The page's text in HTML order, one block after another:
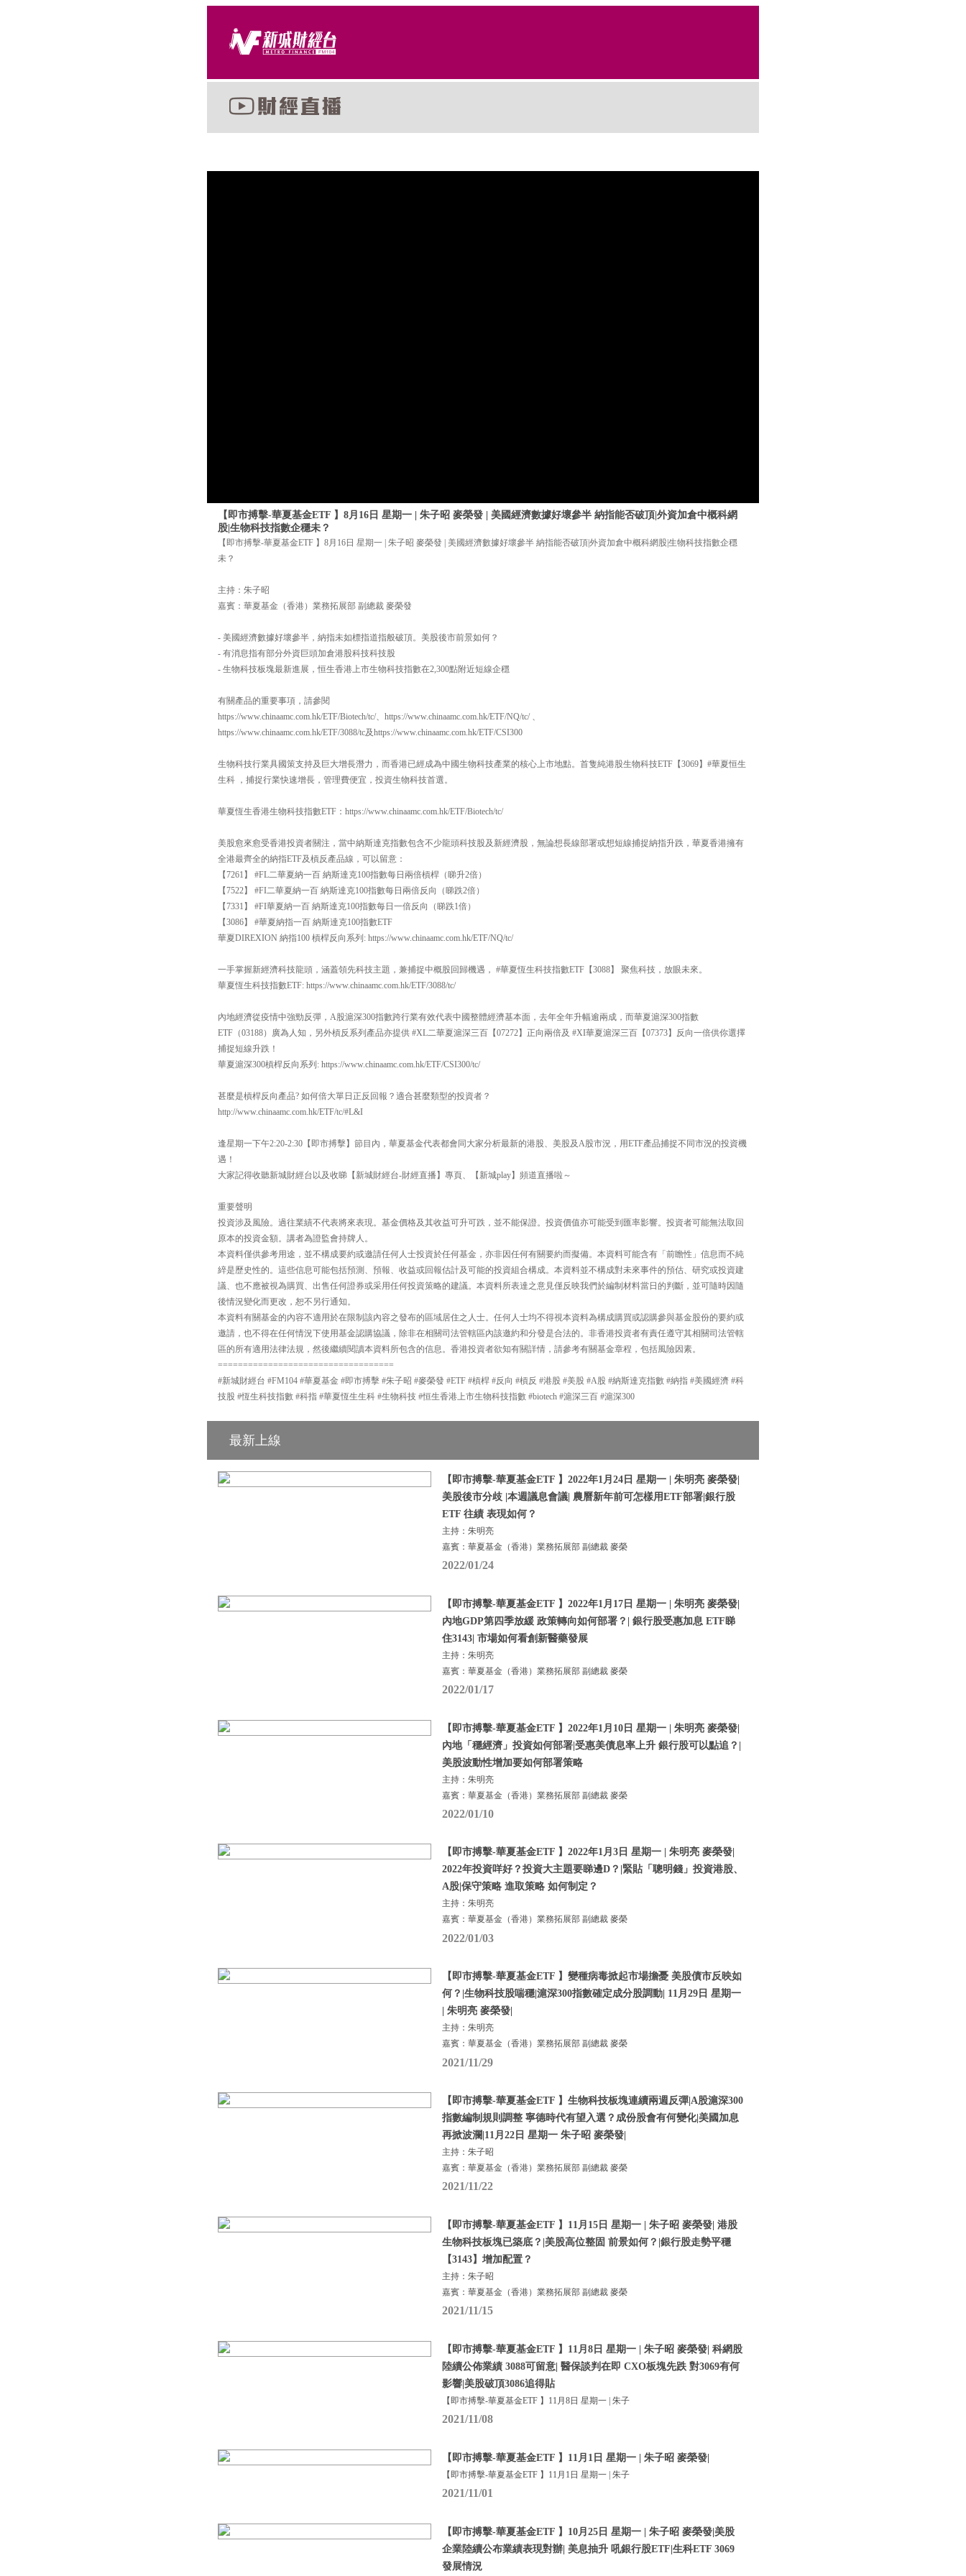
【即市搏擊-華夏基金ETF 】8月16日 星期一 | 朱子昭 麥榮發 | 美國經濟數據好壞參半 納指能否破頂|外資加倉中概科網
股|生物科技指數企穩未？
【即市搏擊-華夏基金ETF 】8月16日 星期一 | 朱子昭 麥榮發 | 美國經濟數據好壞參半 納指能否破頂|外資加倉中概科網股|生物科技指數企穩
未？
主持：朱子昭
嘉賓：華夏基金（香港）業務拓展部 副總裁 麥榮發
- 美國經濟數據好壞參半，納指未如標指道指般破頂。美股後市前景如何？
- 有消息指有部分外資巨頭加倉港股科技科技股
- 生物科技板塊最新進展，恒生香港上市生物科技指數在2,300點附近短線企穩
有關產品的重要事項，請參閱
https://www.chinaamc.com.hk/ETF/Biotech/tc/、https://www.chinaamc.com.hk/ETF/NQ/tc/ 、
https://www.chinaamc.com.hk/ETF/3088/tc及https://www.chinaamc.com.hk/ETF/CSI300
生物科技行業具國策支持及巨大增長潛力，而香港已經成為中國生物科技產業的核心上市地點。首隻純港股生物科技ETF【3069】#華夏恒生
生科 ，捕捉行業快速增長，管理費便宜，投資生物科技首選。
華夏恆生香港生物科技指數ETF：https://www.chinaamc.com.hk/ETF/Biotech/tc/
美股愈來愈受香港投資者關注，當中納斯達克指數包含不少龍頭科技股及新經濟股，無論想長線部署或想短線捕捉納指升跌，華夏香港擁有
全港最齊全的納指ETF及槓反產品線，可以留意：
【7261】 #FL二華夏納一百 納斯達克100指數每日兩倍槓桿（睇升2倍）
【7522】 #FI二華夏納一百 納斯達克100指數每日兩倍反向（睇跌2倍）
【7331】 #FI華夏納一百 納斯達克100指數每日一倍反向（睇跌1倍）
【3086】 #華夏納指一百 納斯達克100指數ETF
華夏DIREXION 納指100 槓桿反向系列: https://www.chinaamc.com.hk/ETF/NQ/tc/
一手掌握新經濟科技龍頭，涵蓋領先科技主題，兼捕捉中概股回歸機遇， #華夏恆生科技指數ETF【3088】 聚焦科技，放眼未來。
華夏恆生科技指數ETF: https://www.chinaamc.com.hk/ETF/3088/tc/
內地經濟從疫情中強勁反彈，A股滬深300指數跨行業有效代表中國整體經濟基本面，去年全年升幅逾兩成，而華夏滬深300指數
ETF（03188）廣為人知，另外槓反系列產品亦提供 #XL二華夏滬深三百【07272】正向兩倍及 #XI華夏滬深三百【07373】反向一倍供你選擇
捕捉短線升跌！
華夏滬深300槓桿反向系列: https://www.chinaamc.com.hk/ETF/CSI300/tc/
甚麼是槓桿反向產品? 如何倍大單日正反回報？適合甚麼類型的投資者？
http://www.chinaamc.com.hk/ETF/tc/#L&I
逢星期一下午2:20-2:30【即市搏擊】節目內，華夏基金代表都會同大家分析最新的港股、美股及A股市況，用ETF產品捕捉不同市況的投資機
遇！
大家記得收聽新城財經台以及收睇【新城財經台-財經直播】專頁、【新城play】頻道直播啦～
重要聲明
投資涉及風險。過往業績不代表將來表現。基金價格及其收益可升可跌，並不能保證。投資價值亦可能受到匯率影響。投資者可能無法取回
原本的投資金額。講者為證監會持牌人。
本資料僅供參考用途，並不構成要約或邀請任何人士投資於任何基金，亦非因任何有關要約而擬備。本資料可能含有「前瞻性」信息而不純
綷是歷史性的。這些信息可能包括預測、預報、收益或回報估計及可能的投資組合構成。本資料並不構成對未來事件的預估、研究或投資建
議、也不應被視為購買、出售任何證券或采用任何投資策略的建議。本資料所表達之意見僅反映我們於編制材料當日的判斷，並可隨時因隨
後情況變化而更改，恕不另行通知。
本資料有關基金的內容不適用於在限制該內容之發布的區域居住之人士。任何人士均不得視本資料為構成購買或認購參與基金股份的要約或
邀請，也不得在任何情況下使用基金認購協議，除非在相關司法管轄區內該邀約和分發是合法的。非香港投資者有責任遵守其相關司法管轄
區的所有適用法律法規，然後繼續閱讀本資料所包含的信息。香港投資者欲知有關詳情，請參考有關基金章程，包括風險因素。
===================================
#新城財經台 #FM104 #華夏基金 #即市搏擊 #朱子昭 #麥榮發 #ETF #槓桿 #反向 #槓反 #港股 #美股 #A股 #納斯達克指數 #納指 #美國經濟 #科
技股 #恆生科技指數 #科指 #華夏恆生生科 #生物科技 #恒生香港上市生物科技指數 #biotech #滬深三百 #滬深300
最新上線
【即市搏擊-華夏基金ETF 】2022年1月24日 星期一 | 朱明亮 麥榮發|
美股後市分歧 |本週議息會議| 農曆新年前可怎樣用ETF部署|銀行股
ETF 往績 表現如何？
主持：朱明亮
嘉賓：華夏基金（香港）業務拓展部 副總裁 麥榮
2022/01/24
【即市搏擊-華夏基金ETF 】2022年1月17日 星期一 | 朱明亮 麥榮發|
內地GDP第四季放緩 政策轉向如何部署？| 銀行股受惠加息 ETF睇
住3143| 市場如何看創新醫藥發展
主持：朱明亮
嘉賓：華夏基金（香港）業務拓展部 副總裁 麥榮
2022/01/17
【即市搏擊-華夏基金ETF 】2022年1月10日 星期一 | 朱明亮 麥榮發|
內地「穩經濟」投資如何部署|受惠美債息率上升 銀行股可以點追？|
美股波動性增加要如何部署策略
主持：朱明亮
嘉賓：華夏基金（香港）業務拓展部 副總裁 麥榮
2022/01/10
【即市搏擊-華夏基金ETF 】2022年1月3日 星期一 | 朱明亮 麥榮發|
2022年投資咩好？投資大主題要睇邊D？|緊貼「聰明錢」投資港股、
A股|保守策略 進取策略 如何制定？
主持：朱明亮
嘉賓：華夏基金（香港）業務拓展部 副總裁 麥榮
2022/01/03
【即市搏擊-華夏基金ETF 】變種病毒掀起市場擔憂 美股債市反映如
何？|生物科技股喘穩|滬深300指數確定成分股調動| 11月29日 星期一
| 朱明亮 麥榮發|
主持：朱明亮
嘉賓：華夏基金（香港）業務拓展部 副總裁 麥榮
2021/11/29
【即市搏擊-華夏基金ETF 】生物科技板塊連續兩週反彈|A股滬深300
指數編制規則調整 寧德時代有望入選？成份股會有何變化|美國加息
再掀波瀾|11月22日 星期一 朱子昭 麥榮發|
主持：朱子昭
嘉賓：華夏基金（香港）業務拓展部 副總裁 麥榮
2021/11/22
【即市搏擊-華夏基金ETF 】11月15日 星期一 | 朱子昭 麥榮發| 港股
生物科技板塊已築底？|美股高位整固 前景如何？|銀行股走勢平穩
【3143】增加配置？
主持：朱子昭
嘉賓：華夏基金（香港）業務拓展部 副總裁 麥榮
2021/11/15
【即市搏擊-華夏基金ETF 】11月8日 星期一 | 朱子昭 麥榮發| 科網股
陸續公佈業績 3088可留意| 醫保談判在即 CXO板塊先跌 對3069有何
影響|美股破頂3086追得貼
【即市搏擊-華夏基金ETF 】11月8日 星期一 | 朱子
2021/11/08
【即市搏擊-華夏基金ETF 】11月1日 星期一 | 朱子昭 麥榮發|
【即市搏擊-華夏基金ETF 】11月1日 星期一 | 朱子
2021/11/01
【即市搏擊-華夏基金ETF 】10月25日 星期一 | 朱子昭 麥榮發|美股
企業陸續公布業績表現對辦| 美息抽升 吼銀行股ETF|生科ETF 3069
發展情況